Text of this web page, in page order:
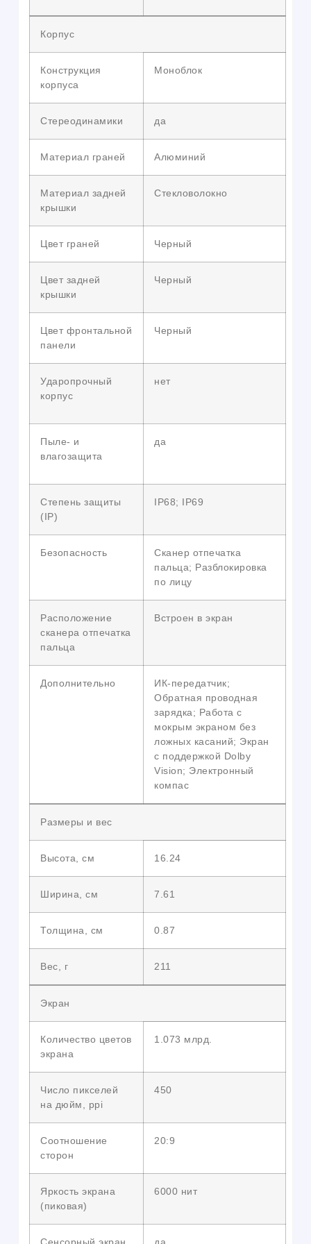
Корпус
Конструкция
корпуса
Моноблок
Стереодинамики да
Материал граней Алюминий
Материал задней
крышки
Стекловолокно
Цвет граней Черный
Цвет задней
крышки
Черный
Цвет фронтальной
панели
Черный
Ударопрочный
корпус
нет
Пыле- и
влагозащита
да
Степень защиты
(IP)
IP68; IP69
Безопасность
Сканер отпечатка
пальца; Разблокировка
по лицу
Расположение
сканера отпечатка
пальца
Встроен в экран
Дополнительно
ИК-передатчик;
Обратная проводная
зарядка; Работа с
мокрым экраном без
ложных касаний; Экран
с поддержкой Dolby
Vision; Электронный
компас
Размеры и вес
Высота, см 16.24
Ширина, см 7.61
Толщина, см 0.87
Вес, г 211
Экран
Количество цветов
экрана
1.073 млрд.
Число пикселей
на дюйм, ppi
450
Соотношение
сторон
20:9
Яркость экрана
(пиковая)
6000 нит